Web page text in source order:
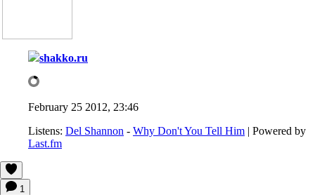
shakko.ru
February 25 2012, 23:46
Listens: Del Shannon - Why Don't You Tell Him | Powered by
Last.fm
1